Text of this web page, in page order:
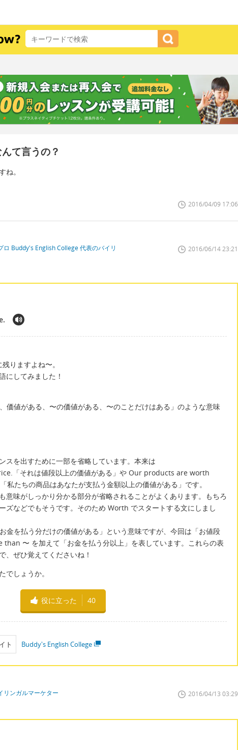
て言うの？
ね。
2016/04/09 17:06
ロ Buddy's English College 代表のバイリ
2016/06/14 23:21
りますよね〜。
にしてみました！
値がある、〜の価値がある、〜のことだけはある」のような意味
スを出すために一部を省略しています。本来は
「それは値段以上の価値がある」や Our products are worth
たちの商品はあなたが支払う金額以上の価値がある」です。
意味がしっかり分かる部分が省略されることがよくあります。もちろ
ズなどでもそうです。そのため Worth でスタートする文にしまし
を払う分だけの価値がある」という意味ですが、今回は「お値段
than 〜 を加えて「お金を払う分以上」を表しています。これらの表
、ぜひ覚えてくださいね！
しょうか。
役に立った 40
ト Buddy's English College
リンガルマーケター 2016/04/13 03:29